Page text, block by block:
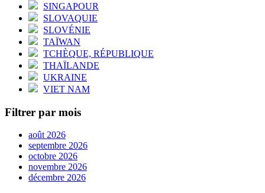
SINGAPOUR
SLOVAQUIE
SLOVÉNIE
TAÏWAN
TCHÈQUE, RÉPUBLIQUE
THAÏLANDE
UKRAINE
VIET NAM
Filtrer par mois
août 2026
septembre 2026
octobre 2026
novembre 2026
décembre 2026